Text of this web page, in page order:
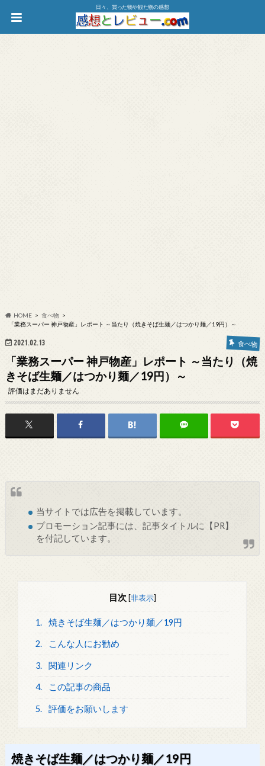
日々、買った物や観た物の感想
HOME
食べ物
「業務スーパー 神戸物産」レポート ～当たり（焼きそば生麺／はつかり麺／19円）～
2021.02.13 食べ物
「業務スーパー 神戸物産」レポート ～当たり（焼
きそば生麺／はつかり麺／19円）～
評価はまだありません
当サイトでは広告を掲載しています。
プロモーション記事には、記事タイトルに【PR】
を付記しています。
目次 [非表示]
1. 焼きそば生麺／はつかり麺／19円
2. こんな人にお勧め
3. 関連リンク
4. この記事の商品
5. 評価をお願いします
焼きそば生麺／はつかり麺／19円